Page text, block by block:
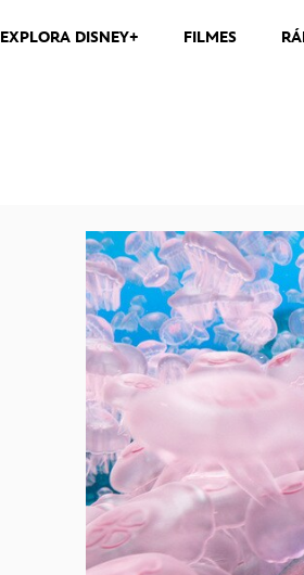
EXPLORA DISNEY+ FILMES